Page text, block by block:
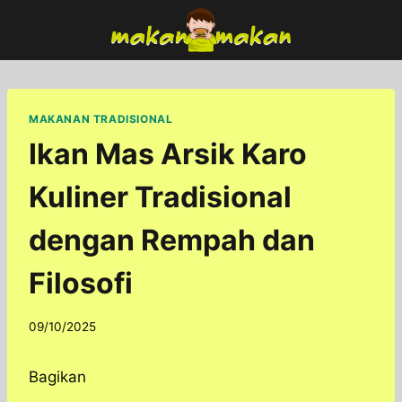
content
MAKANAN TRADISIONAL
Ikan Mas Arsik Karo
Kuliner Tradisional
dengan Rempah dan
Filosofi
By
09/10/2025
Bagikan